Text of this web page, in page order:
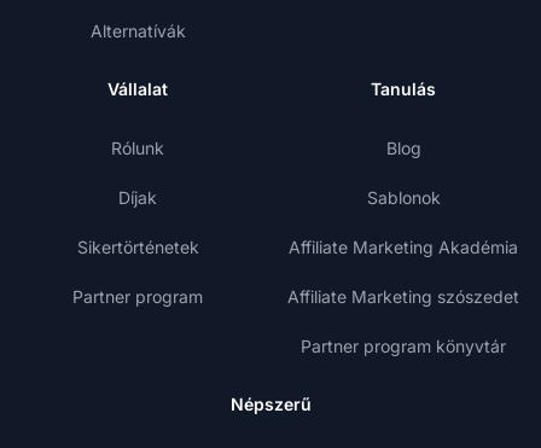
Alternatívák
Vállalat
Rólunk
Díjak
Sikertörténetek
Partner program
Tanulás
Blog
Sablonok
Affiliate Marketing Akadémia
Affiliate Marketing szószedet
Partner program könyvtár
Népszerű